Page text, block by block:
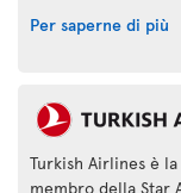
Per saperne di più
Turkish Airlines è
membro della Star